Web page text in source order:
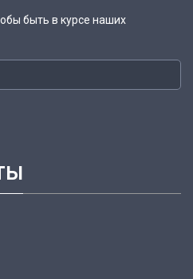
быть в курсе наших